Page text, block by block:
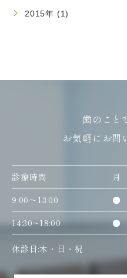
2015年 (1)
歯のこと
お気軽にお問
診療時間 月
9:00〜13:00
●
14:30~18:00
●
休診日:木・日・祝